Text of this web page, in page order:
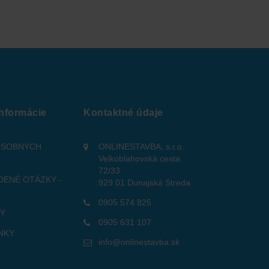
OTÁZKY -
Kontaktné údaje
ONLINESTAVBA, s.r.o.
Velkoblahovská cesta
72/33
929 01 Dunajská Streda
0905 574 825
0905 631 107
info@onlinestavba.sk